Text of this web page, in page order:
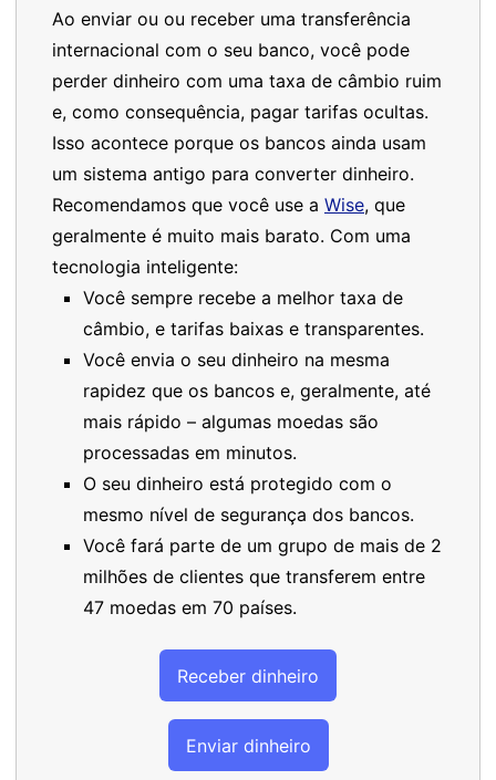
Ao enviar ou ou receber uma transferência
internacional com o seu banco, você pode
perder dinheiro com uma taxa de câmbio ruim
e, como consequência, pagar tarifas ocultas.
Isso acontece porque os bancos ainda usam
um sistema antigo para converter dinheiro.
Recomendamos que você use a Wise, que
geralmente é muito mais barato. Com uma
tecnologia inteligente:
Você sempre recebe a melhor taxa de
câmbio, e tarifas baixas e transparentes.
Você envia o seu dinheiro na mesma
rapidez que os bancos e, geralmente, até
mais rápido – algumas moedas são
processadas em minutos.
O seu dinheiro está protegido com o
mesmo nível de segurança dos bancos.
Você fará parte de um grupo de mais de 2
milhões de clientes que transferem entre
47 moedas em 70 países.
Receber dinheiro
Enviar dinheiro